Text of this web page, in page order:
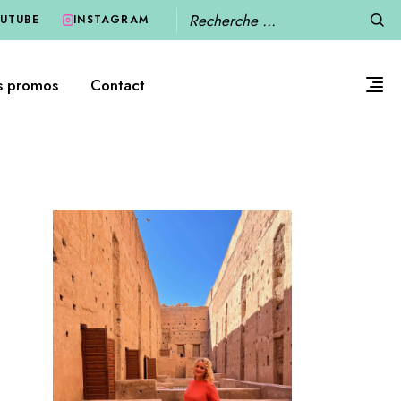
INSTAGRAM
Recherche
promos Contact